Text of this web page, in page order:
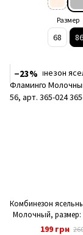
Размер
68 86
−23%
Комбинезон
Молочный, размер:
024
199 грн